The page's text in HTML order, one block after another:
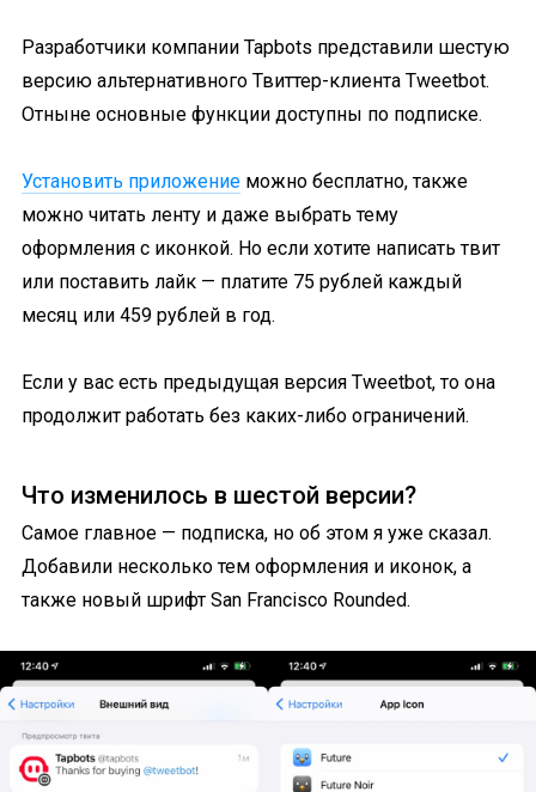
Разработчики компании Tapbots представили шестую
версию альтернативного Твиттер-клиента Tweetbot.
Отныне основные функции доступны по подписке.
Установить приложение можно бесплатно, также
можно читать ленту и даже выбрать тему
оформления с иконкой. Но если хотите написать твит
или поставить лайк — платите 75 рублей каждый
месяц или 459 рублей в год.
Если у вас есть предыдущая версия Tweetbot, то она
продолжит работать без каких-либо ограничений.
Что изменилось в шестой версии?
Самое главное — подписка, но об этом я уже сказал.
Добавили несколько тем оформления и иконок, а
также новый шрифт San Francisco Rounded.